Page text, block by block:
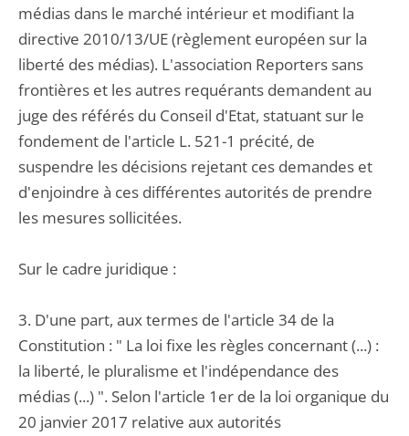
médias dans le marché intérieur et modifiant la
directive 2010/13/UE (règlement européen sur la
liberté des médias). L'association Reporters sans
frontières et les autres requérants demandent au
juge des référés du Conseil d'Etat, statuant sur le
fondement de l'article L. 521-1 précité, de
suspendre les décisions rejetant ces demandes et
d'enjoindre à ces différentes autorités de prendre
les mesures sollicitées.
Sur le cadre juridique :
3. D'une part, aux termes de l'article 34 de la
Constitution : " La loi fixe les règles concernant (...) :
la liberté, le pluralisme et l'indépendance des
médias (...) ". Selon l'article 1er de la loi organique du
20 janvier 2017 relative aux autorités